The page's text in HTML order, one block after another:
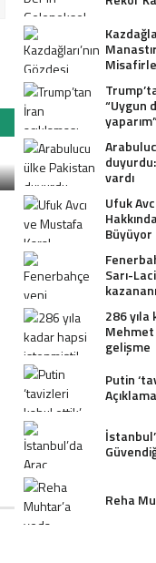
HOTEL
“Uygun
vardı
Ufuk
Büyüyor
Sarı-
286
gelişme
Putin
Reha